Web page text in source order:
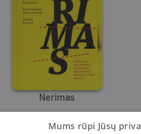
Nerimas
Arvydas Šliogeris,Valentinas Mikelėnas
Mums rūpi Jūsų